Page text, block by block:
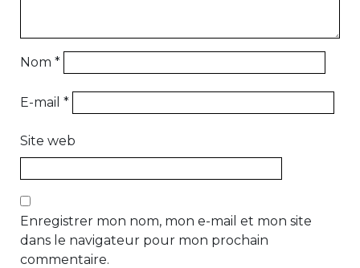
Nom *
E-mail *
Site web
Enregistrer mon nom, mon e-mail et mon site
dans le navigateur pour mon prochain
commentaire.